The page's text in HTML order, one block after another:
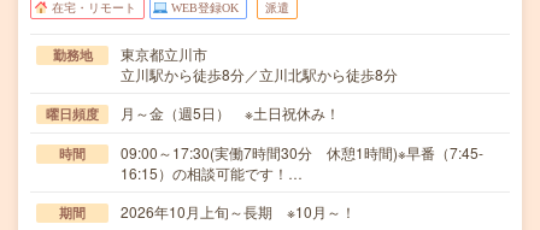
在宅・リモート WEB登録OK 派遣
勤務地
東京都立川市
立川駅から徒歩8分／立川北駅から徒歩8分
曜日頻度 月～金（週5日） ※土日祝休み！
時間
09:00～17:30(実働7時間30分 休憩1時間)※早番（7:45-
16:15）の相談可能です！…
期間 2026年10月上旬～長期 ※10月～！